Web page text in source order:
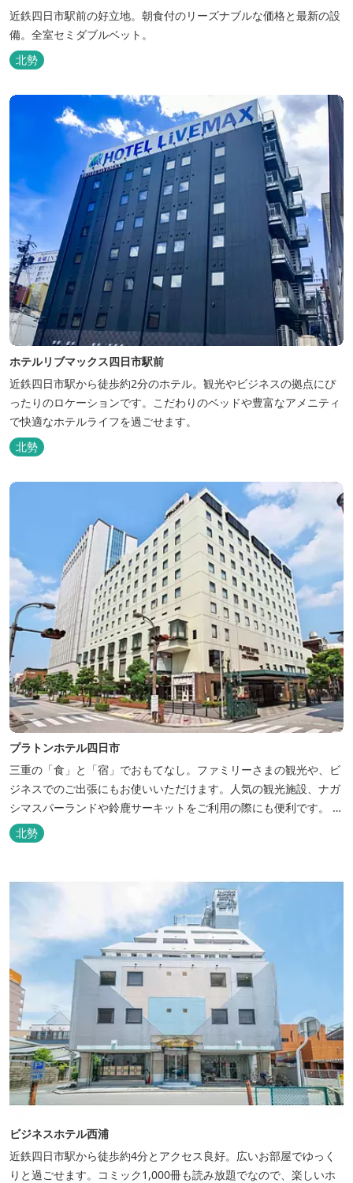
近鉄四日市駅前の好立地。朝食付のリーズナブルな価格と最新の設
備。全室セミダブルベット。
北勢
ホテルリブマックス四日市駅前
近鉄四日市駅から徒歩約2分のホテル。観光やビジネスの拠点にぴ
ったりのロケーションです。こだわりのベッドや豊富なアメニティ
で快適なホテルライフを過ごせます。
北勢
プラトンホテル四日市
三重の「食」と「宿」でおもてなし。ファミリーさまの観光や、ビ
ジネスでのご出張にもお使いいただけます。人気の観光施設、ナガ
シマスパーランドや鈴鹿サーキットをご利用の際にも便利です。 和
食、イタリアン、中華と多彩な三重の味をどうぞお楽しみくださ
い。近鉄四日市駅から徒歩３分と、公共交通機関でのお越しにも大
北勢
ビジネスホテル西浦
近鉄四日市駅から徒歩約4分とアクセス良好。広いお部屋でゆっく
りと過ごせます。コミック1,000冊も読み放題でなので、楽しいホ